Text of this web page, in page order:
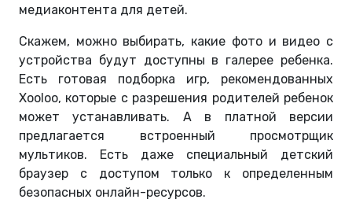
медиаконтента для детей.
Скажем, можно выбирать, какие фото и видео с
устройства будут доступны в галерее ребенка.
Есть готовая подборка игр, рекомендованных
Xooloo, которые с разрешения родителей ребенок
может устанавливать. А в платной версии
предлагается встроенный просмотрщик
мультиков. Есть даже специальный детский
браузер с доступом только к определенным
безопасных онлайн-ресурсов.